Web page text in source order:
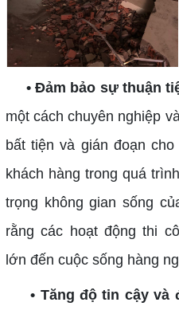
• Đảm bảo sự thuận
một cách chuyên nghiệp
bất tiện và gián đoạn
khách hàng trong quá
trọng không gian sống
rằng các hoạt động thi
lớn đến cuộc sống hàng
• Tăng độ tin cậy